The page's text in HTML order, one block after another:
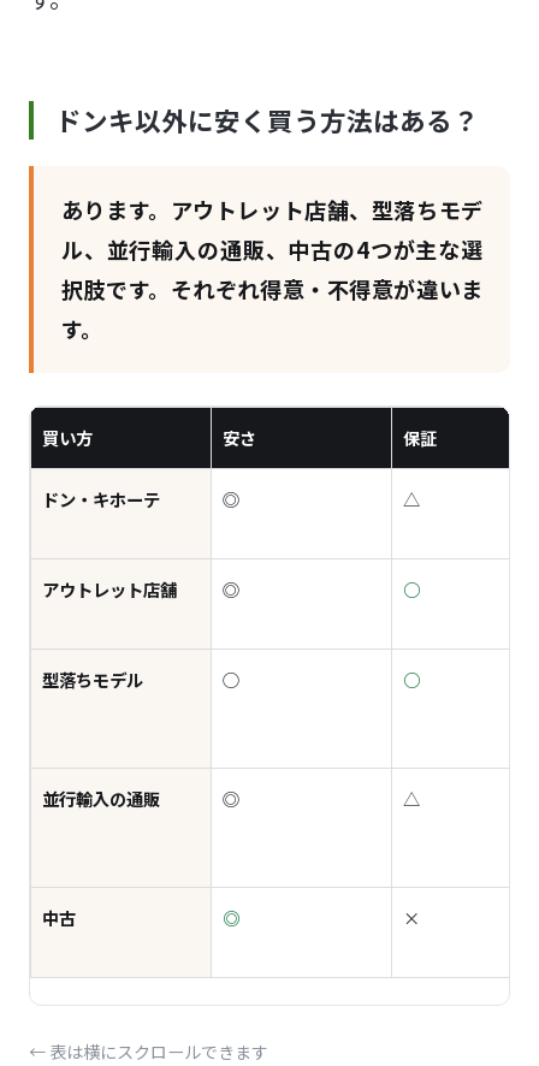
ドンキ以外に安く買う方法はある？
あります。アウトレット店舗、型落ちモデ
ル、並行輸入の通販、中古の4つが主な選
択肢です。それぞれ得意・不得意が違いま
す。
買い方 安さ 保証
ドン・キホーテ ◎ △
アウトレット店舗 ◎ ○
型落ちモデル ○ ○
並行輸入の通販 ◎ △
中古 ◎ ×
← 表は横にスクロールできます